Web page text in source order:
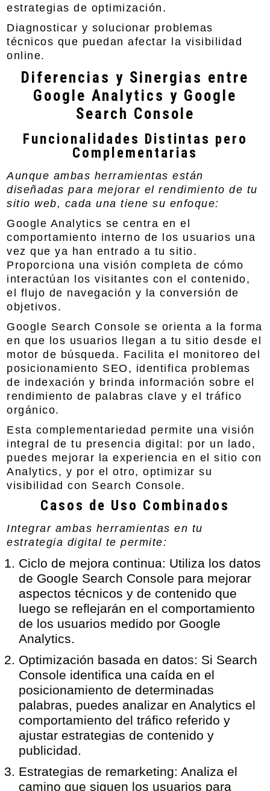
estrategias de optimización.
Diagnosticar y solucionar problemas
técnicos que puedan afectar la visibilidad
online.
Diferencias y Sinergias entre
Google Analytics y Google
Search Console
Funcionalidades Distintas pero
Complementarias
Aunque ambas herramientas están
diseñadas para mejorar el rendimiento de tu
sitio web, cada una tiene su enfoque:
Google Analytics se centra en el
comportamiento interno de los usuarios una
vez que ya han entrado a tu sitio.
Proporciona una visión completa de cómo
interactúan los visitantes con el contenido,
el flujo de navegación y la conversión de
objetivos.
Google Search Console se orienta a la forma
en que los usuarios llegan a tu sitio desde el
motor de búsqueda. Facilita el monitoreo del
posicionamiento SEO, identifica problemas
de indexación y brinda información sobre el
rendimiento de palabras clave y el tráfico
orgánico.
Esta complementariedad permite una visión
integral de tu presencia digital: por un lado,
puedes mejorar la experiencia en el sitio con
Analytics, y por el otro, optimizar su
visibilidad con Search Console.
Casos de Uso Combinados
Integrar ambas herramientas en tu
estrategia digital te permite:
Ciclo de mejora continua: Utiliza los datos
de Google Search Console para mejorar
aspectos técnicos y de contenido que
luego se reflejarán en el comportamiento
de los usuarios medido por Google
Analytics.
Optimización basada en datos: Si Search
Console identifica una caída en el
posicionamiento de determinadas
palabras, puedes analizar en Analytics el
comportamiento del tráfico referido y
ajustar estrategias de contenido y
publicidad.
Estrategias de remarketing: Analiza el
camino que siguen los usuarios para